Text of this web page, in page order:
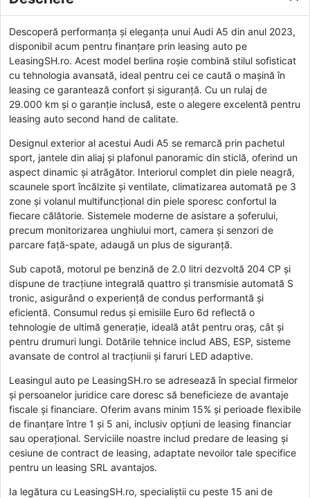
Descoperă performanța și eleganța unui Audi A5 din anul 2023,
disponibil acum pentru finanțare prin leasing auto pe
LeasingSH.ro. Acest model berlina roșie combină stilul sofisticat
cu tehnologia avansată, ideal pentru cei ce caută o mașină în
leasing ce garantează confort și siguranță. Cu un rulaj de
29.000 km și o garanție inclusă, este o alegere excelentă pentru
leasing auto second hand de calitate.
Designul exterior al acestui Audi A5 se remarcă prin pachetul
sport, jantele din aliaj și plafonul panoramic din sticlă, oferind un
aspect dinamic și atrăgător. Interiorul complet din piele neagră,
scaunele sport încălzite și ventilate, climatizarea automată pe 3
zone și volanul multifuncțional din piele sporesc confortul la
fiecare călătorie. Sistemele moderne de asistare a șoferului,
precum monitorizarea unghiului mort, camera și senzori de
parcare față-spate, adaugă un plus de siguranță.
Sub capotă, motorul pe benzină de 2.0 litri dezvoltă 204 CP și
dispune de tracțiune integrală quattro și transmisie automată S
tronic, asigurând o experiență de condus performantă și
eficientă. Consumul redus și emisiile Euro 6d reflectă o
tehnologie de ultimă generație, ideală atât pentru oraș, cât și
pentru drumuri lungi. Dotările tehnice includ ABS, ESP, sisteme
avansate de control al tracțiunii și faruri LED adaptive.
Leasingul auto pe LeasingSH.ro se adresează în special firmelor
și persoanelor juridice care doresc să beneficieze de avantaje
fiscale și financiare. Oferim avans minim 15% și perioade flexibile
de finanțare între 1 și 5 ani, inclusiv opțiuni de leasing financiar
sau operațional. Serviciile noastre includ predare de leasing și
cesiune de contract de leasing, adaptate nevoilor tale specifice
pentru un leasing SRL avantajos.
Ia legătura cu LeasingSH.ro, specialiștii cu peste 15 ani de